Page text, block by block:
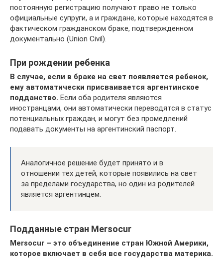
постоянную регистрацию получают право не только
официальные супруги, а и граждане, которые находятся в
фактическом гражданском браке, подтвержденном
документально (Union Civil).
При рождении ребенка
В случае, если в браке на свет появляется ребенок,
ему автоматически присваивается аргентинское
подданство. Если оба родителя являются
иностранцами, они автоматически переводятся в статус
потенциальных граждан, и могут без промедлений
подавать документы на аргентинский паспорт.
Аналогичное решение будет принято и в
отношении тех детей, которые появились на свет
за пределами государства, но один из родителей
является аргентинцем.
Подданные стран Mersocur
Mersocur – это объединение стран Южной Америки,
которое включает в себя все государства материка.